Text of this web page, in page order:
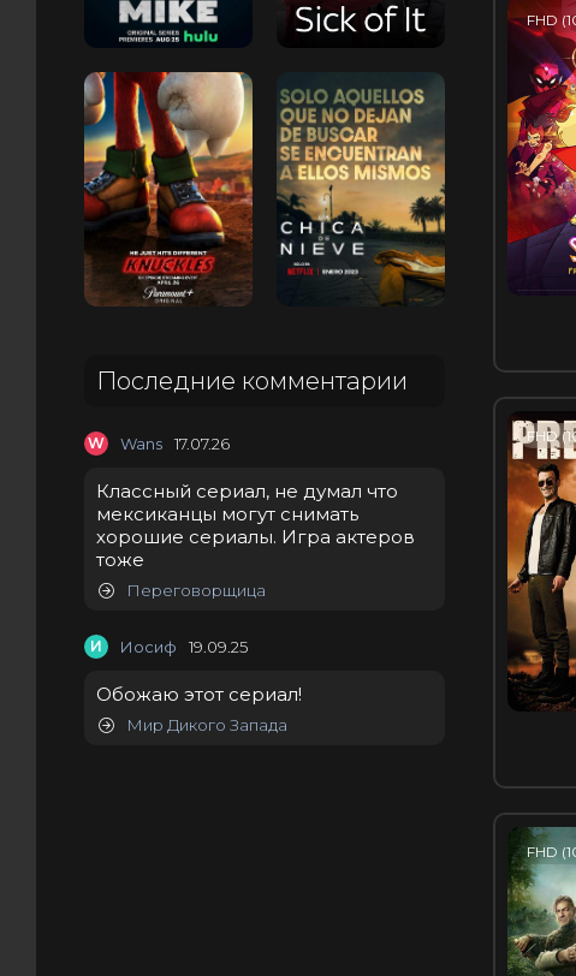
Последние комментарии
W Wans 17.07.26
Классный сериал, не думал что
мексиканцы могут снимать
хорошие сериалы. Игра актеров
тоже
Переговорщица
И Иосиф 19.09.25
Обожаю этот сериал!
Мир Дикого Запада
FHD
FHD
FHD